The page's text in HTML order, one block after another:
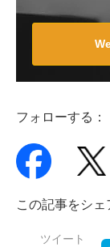
フォローする：
この記事をシェ
ツイート